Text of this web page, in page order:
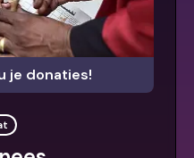
je donaties!